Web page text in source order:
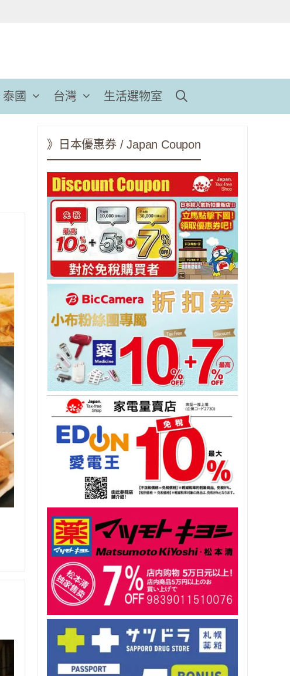
泰國 台灣 生活選物室
》日本優惠券 / Japan Coupon